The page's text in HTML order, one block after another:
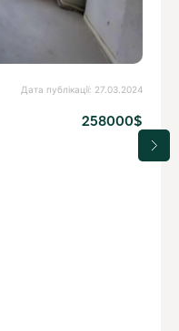
Дата публікації: 27.03.2024
258000$